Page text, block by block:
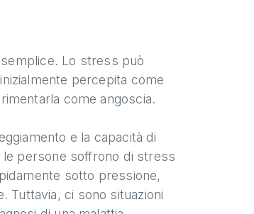
Lo stress può
percepita come
come angoscia.
e la capacità di
persone soffrono di stress
sotto pressione,
Tuttavia, ci sono situazioni